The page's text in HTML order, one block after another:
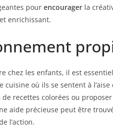
pour encourager la
enrichissant.
chez les enfants, il est
cuisine où ils se sentent à
de recettes colorées ou
aide précieuse peut être
l’action.